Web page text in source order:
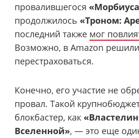
провалившегося
продолжилось «Троном:
последний также мог
Возможно, в Amazon решили
перестраховаться.
Конечно, его участие не
провал. Такой
блокбастер, как
Вселенной», — это еще